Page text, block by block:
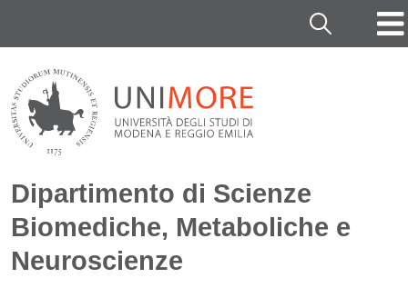
Cerca
Dipartimento di Scienze
Biomediche, Metaboliche e
Neuroscienze